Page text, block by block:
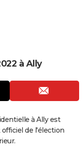
à Ally
à Ally est
de l'élection